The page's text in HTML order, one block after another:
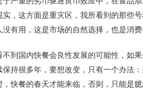
实，这方面是重灾区，我所看到的那些
有用，这是市场的自然选择，也是消费
不到国内快餐会良性发展的可能性，如
保持很多年，要想改变，只有一个办法
快餐的春天才能来临，否则，只能是臆